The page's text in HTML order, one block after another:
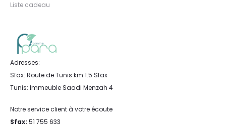
Liste cadeau
Adresses:
Sfax: Route de Tunis km 1.5 Sfax
Tunis: Immeuble Saadi Menzah 4
Notre service client à votre écoute
Sfax: 51 755 633